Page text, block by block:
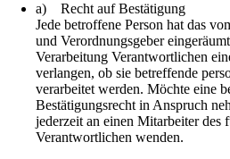
a) Recht auf Bestätigung
Jede betroffene Person hat das
und Verordnungsgeber
Verarbeitung Verantwortlichen
verlangen, ob sie betreffende
verarbeitet werden. Möchte eine
Bestätigungsrecht in Anspruch
jederzeit an einen Mitarbeiter des
Verantwortlichen wenden.